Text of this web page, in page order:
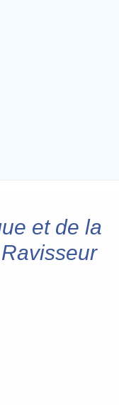
et de la